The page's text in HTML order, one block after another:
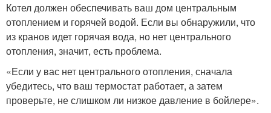
Котел должен обеспечивать ваш дом центральным
отоплением и горячей водой. Если вы обнаружили, что
из кранов идет горячая вода, но нет центрального
отопления, значит, есть проблема.
«Если у вас нет центрального отопления, сначала
убедитесь, что ваш термостат работает, а затем
проверьте, не слишком ли низкое давление в бойлере».